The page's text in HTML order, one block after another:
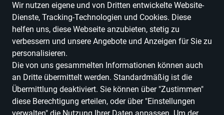
Wir nutzen eigene und von Dritten entwickelte Website-
Dienste, Tracking-Technologien und Cookies. Diese
helfen uns, diese Webseite anzubieten, stetig zu
verbessern und unsere Angebote und Anzeigen für Sie zu
personalisieren.
Die von uns gesammelten Informationen können auch
an Dritte übermittelt werden. Standardmäßig ist die
Übermittlung deaktiviert. Sie können über "Zustimmen"
diese Berechtigung erteilen, oder über "Einstellungen
ALLE KATEGORIEN NEUHEITEN DEALS ESSEN, TRINKEN &
Enmaze-Heidelberg